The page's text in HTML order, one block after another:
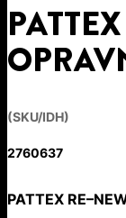
(SKU/IDH)
2760637
PATTEX